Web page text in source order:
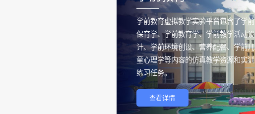
——
学前教育虚拟教学实验平台包含了学前
保育学、学前教育学、学前教学活动设
计、学前环境创设、营养配餐、学前儿
童心理学等内容的仿真教学资源和实训
练习任务。
查看详情